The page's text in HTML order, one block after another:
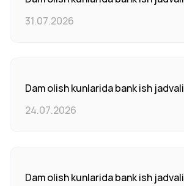
31.07.2026
Dam olish kunlarida bank ish jadvali
24.07.2026
Dam olish kunlarida bank ish jadvali